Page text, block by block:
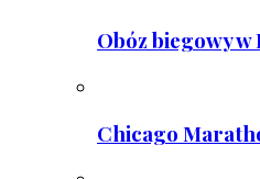
Obóz biegowy
Chicago